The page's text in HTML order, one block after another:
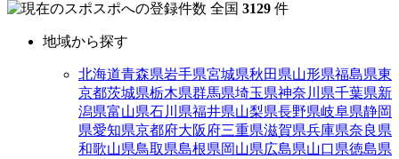
全国 3129 件
地域から探す
北海道青森県岩手県宮城県秋田県山形県福島県東
京都茨城県栃木県群馬県埼玉県神奈川県千葉県新
潟県富山県石川県福井県山梨県長野県岐阜県静岡
県愛知県京都府大阪府三重県滋賀県兵庫県奈良県
和歌山県鳥取県島根県岡山県広島県山口県徳島県